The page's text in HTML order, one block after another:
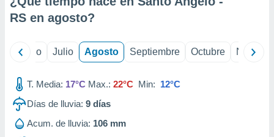
e
publicidad
publicidad
RS en agosto?
Junio Julio Agosto Septiembre Octubre
T. Media: 17°C Max.: 22°C Min: 12°C
Días de lluvia: 9 días
Acum. de lluvia: 106 mm